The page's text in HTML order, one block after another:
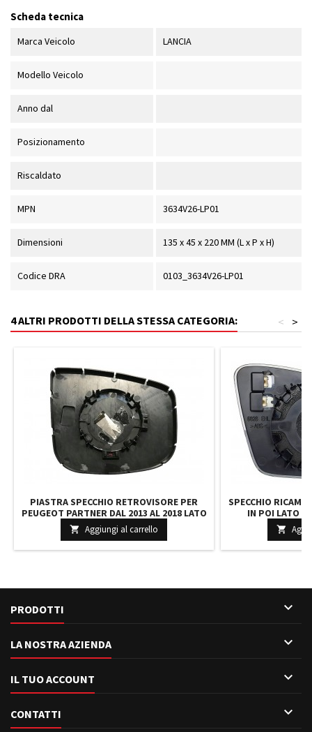
Scheda tecnica
Marca Veicolo LANCIA
Modello Veicolo
Anno dal
Posizionamento
Riscaldato
MPN 3634V26-LP01
Dimensioni 135 x 45 x 220 MM (L x P x H)
Codice DRA 0103_3634V26-LP01
4 ALTRI PRODOTTI DELLA STESSA CATEGORIA: >
<
PIASTRA SPECCHIO RETROVISORE PER
PEUGEOT PARTNER DAL 2013 AL 2018 LATO
DESTRO RISCALDATO
 Aggiungi al carrello
SPECCHIO
IN POI LATO

PRODOTTI 
LA NOSTRA AZIENDA 
IL TUO ACCOUNT 
CONTATTI 